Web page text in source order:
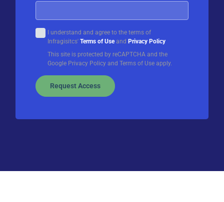
I understand and agree to the terms of
Infragisitcs' Terms of Useand Privacy Policy
This site is protected by reCAPTCHA and the
Google Privacy Policy and Terms of Use apply.
Request Access